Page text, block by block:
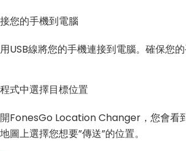
您的手機到電腦
USB線將您的手機連接到電腦。確保您
式中選擇目標位置
FonesGo Location Changer，您會看
圖上選擇您想要”傳送”的位置。